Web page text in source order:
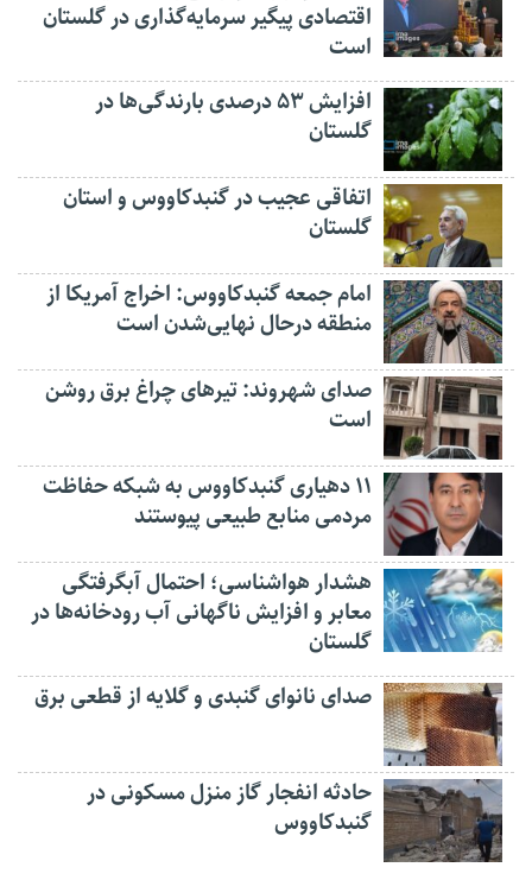
اقتصادی پیگیر سرمایه‌گذاری در گلستان
است
افزایش ۵۳ درصدی بارندگی‌ها در
گلستان
اتفاقی عجیب در‌ گنبدکاووس و استان
گلستان
امام جمعه گنبدکاووس: اخراج آمریکا از
منطقه درحال نهایی‌شدن است
صدای شهروند: تیرهای چراغ برق روشن
است
۱۱ دهیاری گنبدکاووس به شبکه حفاظت
مردمی منابع طبیعی پیوستند
هشدار هواشناسی؛ احتمال آبگرفتگی
معابر و افزایش ناگهانی آب رودخانه‌ها در
گلستان
صدای نانوای گنبدی و گلایه از قطعی برق
حادثه انفجار گاز منزل مسکونی در
گنبدکاووس